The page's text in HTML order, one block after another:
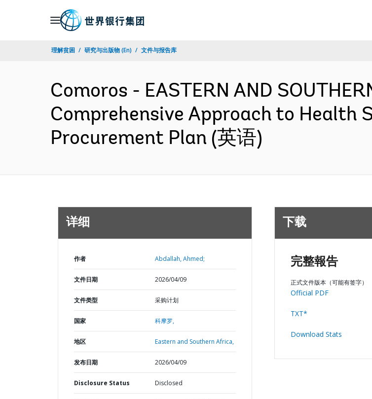
理解贫困 研究与出版物 (En) 文件与报告库
Comoros - EASTERN AND
Comprehensive Approach to Health
Procurement Plan (英语)
详细
作者 Abdallah, Ahmed;
文件日期 2026/04/09
文件类型 采购计划
国家 科摩罗,
地区 Eastern and Southern Africa,
发布日期 2026/04/09
Disclosure Status Disclosed
下载
完整報告
正式文件版本（可能有签字）
Official PDF
TXT*
Download Stats